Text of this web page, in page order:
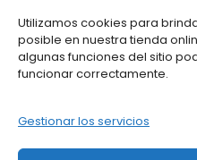
Utilizamos cookies para
posible en nuestra tienda
algunas funciones del sitio
funcionar correctamente.
Gestionar los servicios
Política de privacidad
Aviso legal